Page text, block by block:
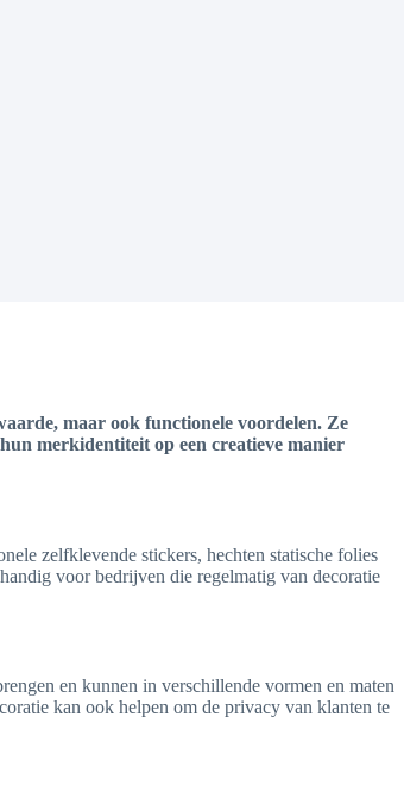
maar ook functionele voordelen. Ze
merkidentiteit op een creatieve manier
zelfklevende stickers, hechten statische folies
voor bedrijven die regelmatig van decoratie
en kunnen in verschillende vormen en maten
kan ook helpen om de privacy van klanten te